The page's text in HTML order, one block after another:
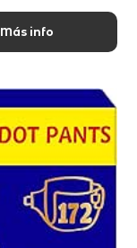
Más info